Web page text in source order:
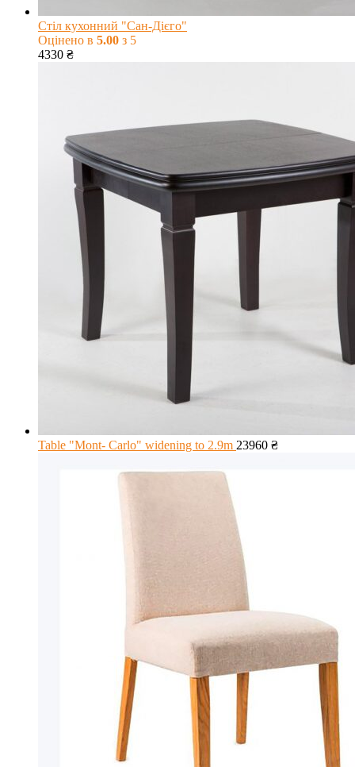
Стіл кухонний "Сан-Дієго"
Оцінено в 5.00 з 5
4330 ₴
Table "Mont- Carlo" widening to 2.9m 23960 ₴